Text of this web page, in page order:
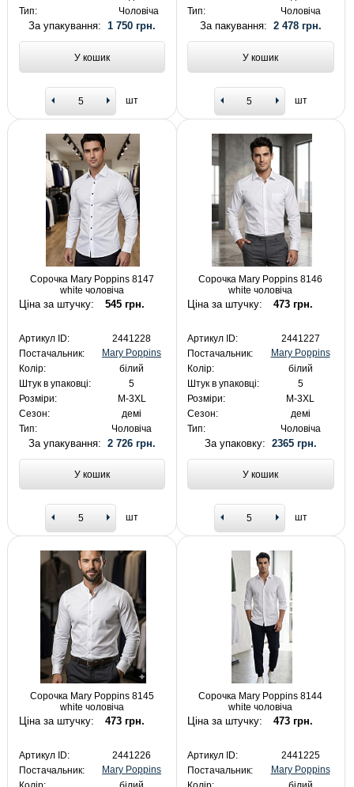
Тип:
Чоловіча
За упакування: 1 750 грн.
У кошик
шт
Тип:
Чоловіча
За пакування: 2 478 грн.
У кошик
шт
Сорочка Mary Poppins 8147
white чоловіча
Ціна за штучку: 545 грн.
Артикул ID:
2441228
Постачальник:
Mary Poppins
Колір:
білий
Штук в упаковці:
5
Розміри:
M-3XL
Сезон:
демі
Тип:
Чоловіча
За упакування: 2 726 грн.
У кошик
шт
Сорочка Mary Poppins 8146
white чоловіча
Ціна за штучку: 473 грн.
Артикул ID:
2441227
Постачальник:
Mary Poppins
Колір:
білий
Штук в упаковці:
5
Розміри:
M-3XL
Сезон:
демі
Тип:
Чоловіча
За упаковку: 2365 грн.
У кошик
шт
Сорочка Mary Poppins 8145
white чоловіча
Ціна за штучку: 473 грн.
Артикул ID:
2441226
Постачальник:
Mary Poppins
Сорочка Mary Poppins 8144
white чоловіча
Ціна за штучку: 473 грн.
Артикул ID:
2441225
Постачальник:
Mary Poppins